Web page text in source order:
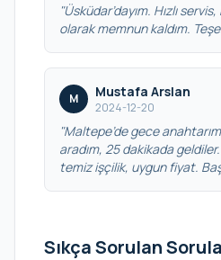
"Üsküdar’dayım. Hızlı
olarak memnun kaldım.
M Mustafa Arslan
2024-12-20
"Maltepe’de gece anahtarım
aradım, 25 dakikada
temiz işçilik, uygun fiyat.
Sıkça Sorulan